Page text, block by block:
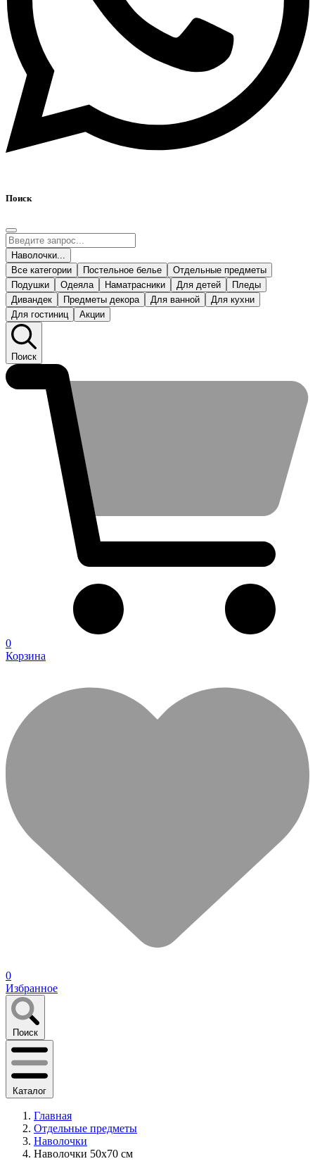
Поиск
Наволочки...
Все категории
Постельное белье
Отдельные предметы
Подушки
Одеяла Наматрасники Для детей
Пледы
Дивандек
Предметы декора Для ванной
Для кухни
Для гостиниц
Акции
Поиск
0
Корзина
0
Избранное
Поиск
Каталог
Главная
Отдельные предметы
Наволочки
Наволочки 50х70 см